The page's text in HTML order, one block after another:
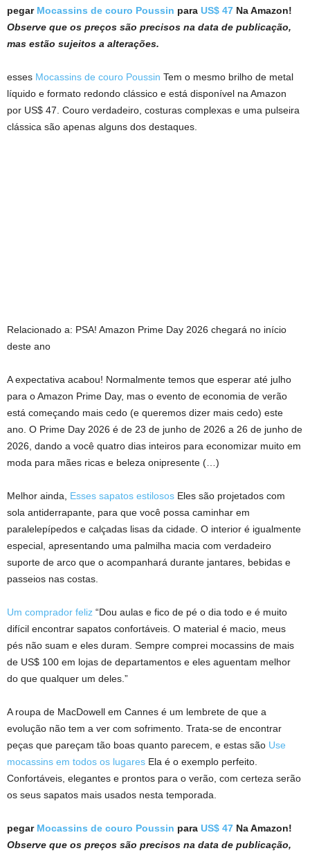
pegar Mocassins de couro Poussin para US$ 47 Na Amazon!
Observe que os preços são precisos na data de publicação,
mas estão sujeitos a alterações.
esses Mocassins de couro Poussin Tem o mesmo brilho de metal
líquido e formato redondo clássico e está disponível na Amazon
por US$ 47. Couro verdadeiro, costuras complexas e uma pulseira
clássica são apenas alguns dos destaques.
Relacionado a: PSA! Amazon Prime Day 2026 chegará no início
deste ano
A expectativa acabou! Normalmente temos que esperar até julho
para o Amazon Prime Day, mas o evento de economia de verão
está começando mais cedo (e queremos dizer mais cedo) este
ano. O Prime Day 2026 é de 23 de junho de 2026 a 26 de junho de
2026, dando a você quatro dias inteiros para economizar muito em
moda para mães ricas e beleza onipresente (…)
Melhor ainda, Esses sapatos estilosos Eles são projetados com
sola antiderrapante, para que você possa caminhar em
paralelepípedos e calçadas lisas da cidade. O interior é igualmente
especial, apresentando uma palmilha macia com verdadeiro
suporte de arco que o acompanhará durante jantares, bebidas e
passeios nas costas.
Um comprador feliz “Dou aulas e fico de pé o dia todo e é muito
difícil encontrar sapatos confortáveis. O material é macio, meus
pés não suam e eles duram. Sempre comprei mocassins de mais
de US$ 100 em lojas de departamentos e eles aguentam melhor
do que qualquer um deles.”
A roupa de MacDowell em Cannes é um lembrete de que a
evolução não tem a ver com sofrimento. Trata-se de encontrar
peças que pareçam tão boas quanto parecem, e estas são Use
mocassins em todos os lugares Ela é o exemplo perfeito.
Confortáveis, elegantes e prontos para o verão, com certeza serão
os seus sapatos mais usados ​​nesta temporada.
pegar Mocassins de couro Poussin para US$ 47 Na Amazon!
Observe que os preços são precisos na data de publicação,